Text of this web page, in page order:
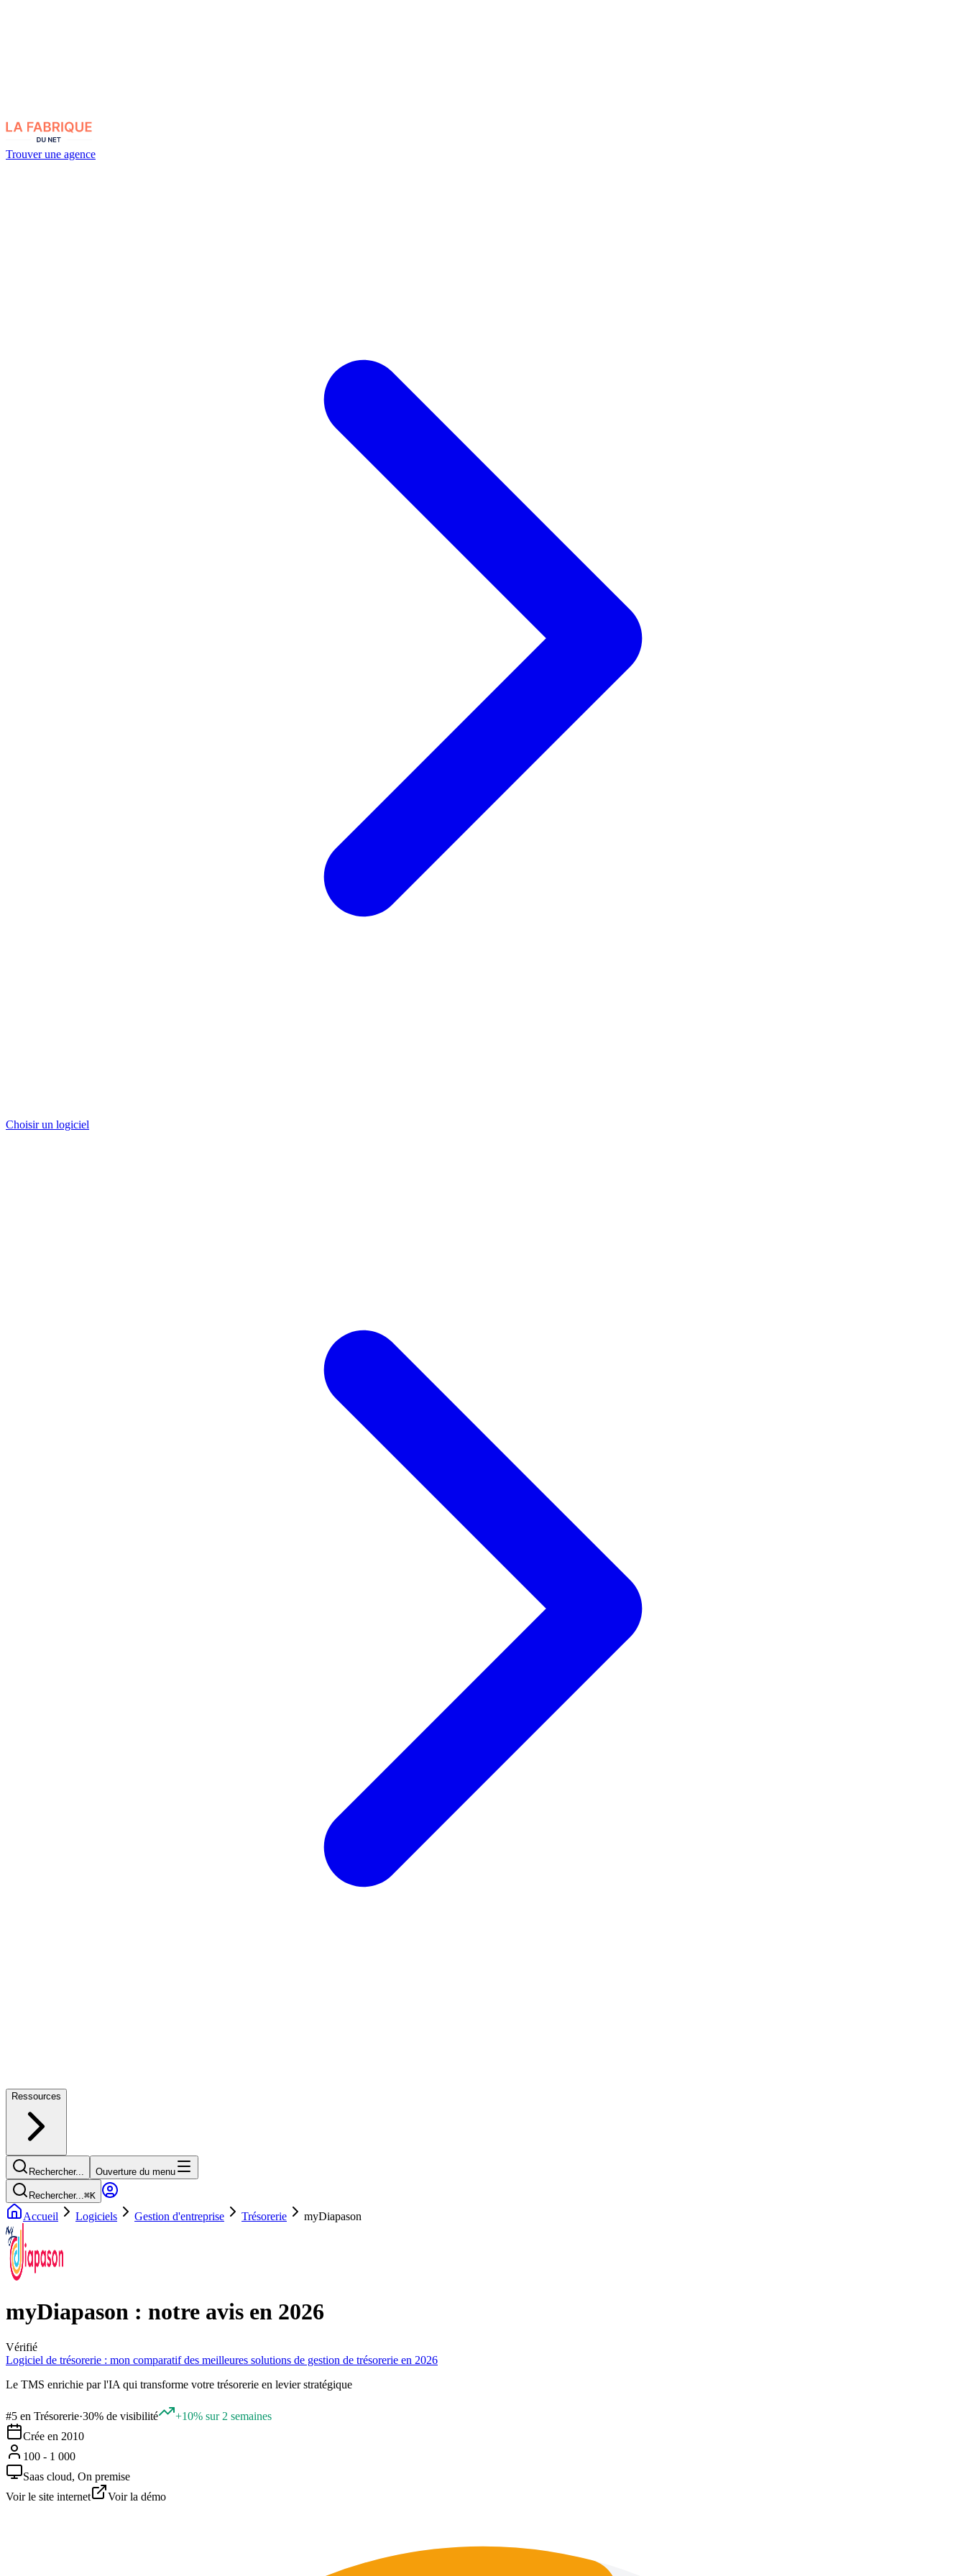
Trouver une agence
Choisir un logiciel
Ressources
Rechercher... Ouverture du menu
Rechercher...⌘K
Accueil Logiciels Gestion d'entreprise Trésorerie myDiapason
myDiapason : notre avis en 2026
Vérifié
Logiciel de trésorerie : mon comparatif des meilleures solutions de gestion de trésorerie en 2026
Le TMS enrichie par l'IA qui transforme votre trésorerie en levier stratégique
#5 en Trésorerie·30% de visibilité
+10% sur 2 semaines
Crée en 2010
100 - 1 000
Saas cloud, On premise
Voir le site internet
Voir la démo